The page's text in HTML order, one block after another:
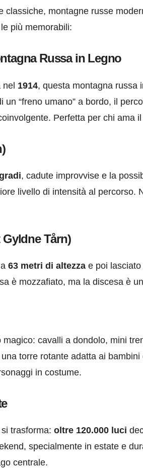
classiche, montagne russe
più memorabili:
Russa in Legno
nel 1914, questa montagna russa
“freno umano” a bordo, il
Perfetta per chi ama
, cadute improvvise e la
livello di intensità al percorso.
Gyldne Tårn)
63 metri di altezza e poi
è mozzafiato, ma la discesa è
cavalli a dondolo, mini
una torre rotante adatta ai bambini
in costume.
trasforma: oltre 120.000 luci
specialmente in estate e
centrale.